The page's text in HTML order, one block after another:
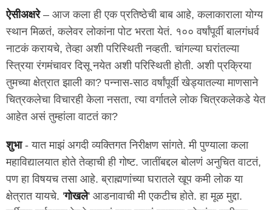
ऐसीअक्षरे– आज कला ही एक प्रतिष्ठेची बाब आहे, कलाकाराला योग्य
स्थान मिळतं, कलेवर लोकांना पोट भरता येतं. १०० वर्षांपूर्वी बालगंधर्व
नाटकं करायचे, तेव्हा अशी परिस्थिती नव्हती. चांगल्या घरांतल्या
स्त्रिया रंगमंचावर दिसू नयेत अशी परिस्थिती होती. अशी प्रक्रिया
तुमच्या क्षेत्रात झाली का? पन्नास-साठ वर्षांपूर्वी खेड्यातल्या माणसाने
चित्रकलेचा विचारही केला नसता, त्या वर्गातले लोक चित्रकलेकडे येत
आहेत असं तुम्हांला वाटतं का?
शुभा- यात माझं अगदी व्यक्तिगत निरीक्षण सांगते. मी पुण्याला कला
महाविद्यालयात होते तेव्हाची ही गोष्ट. जातींबद्दल बोलणं अनुचित वाटतं,
पण हा विषयच तसा आहे. ब्राह्मणांच्या घरातले खूप कमी लोक या
क्षेत्रात यायचे. 'गोखले' आडनावाची मी एकटीच होते. हा मूळ मुद्दा.